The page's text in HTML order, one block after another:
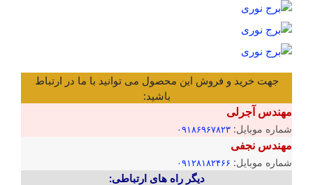
جهت خرید و فروش این محصول می توانید با ما در ارتباط
باشید:
مهندس آجرلی
شماره موبایل: ۰۹۱۸۶۹۶۷۸۲۳
مهندس نجفی
شماره موبایل: ۰۹۱۲۸۱۸۲۴۶۶
دیگر راه های ارتباطی: